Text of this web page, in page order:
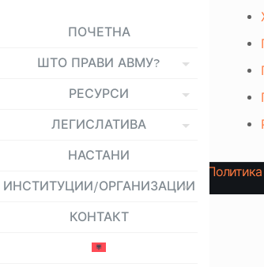
ПОЧЕТНА
ШТО ПРАВИ АВМУ?
РЕСУРСИ
ЛЕГИСЛАТИВА
НАСТАНИ
ИНСТИТУЦИИ/ОРГАНИЗАЦИИ
КОНТАКТ